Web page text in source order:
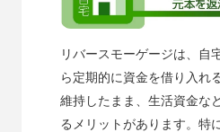
リバースモーゲージは、自
ら定期的に資金を借り入れ
維持したまま、生活資金な
るメリットがあります。特